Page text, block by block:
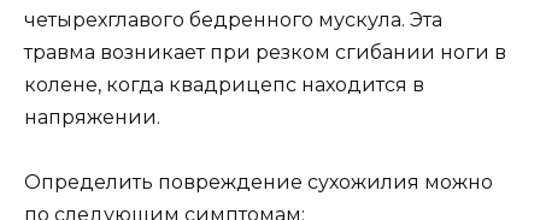
четырехглавого бедренного мускула. Эта
травма возникает при резком сгибании ноги в
колене, когда квадрицепс находится в
напряжении.
Определить повреждение сухожилия можно
по следующим симптомам: